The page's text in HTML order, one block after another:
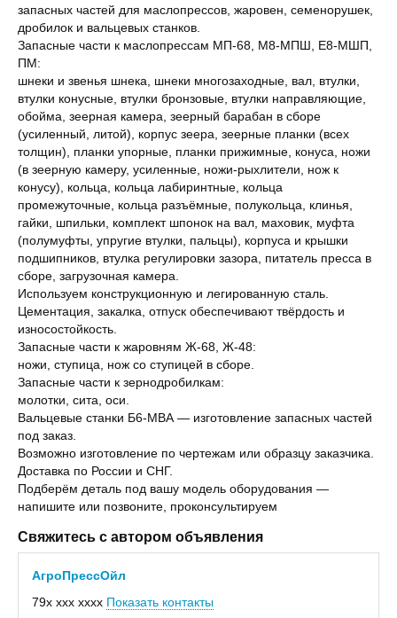
запасных частей для маслопрессов, жаровен, семенорушек,
дробилок и вальцевых станков.
Запасные части к маслопрессам МП-68, М8-МПШ, Е8-МШП,
ПМ:
шнеки и звенья шнека, шнеки многозаходные, вал, втулки,
втулки конусные, втулки бронзовые, втулки направляющие,
обойма, зеерная камера, зеерный барабан в сборе
(усиленный, литой), корпус зеера, зеерные планки (всех
толщин), планки упорные, планки прижимные, конуса, ножи
(в зеерную камеру, усиленные, ножи-рыхлители, нож к
конусу), кольца, кольца лабиринтные, кольца
промежуточные, кольца разъёмные, полукольца, клинья,
гайки, шпильки, комплект шпонок на вал, маховик, муфта
(полумуфты, упругие втулки, пальцы), корпуса и крышки
подшипников, втулка регулировки зазора, питатель пресса в
сборе, загрузочная камера.
Используем конструкционную и легированную сталь.
Цементация, закалка, отпуск обеспечивают твёрдость и
износостойкость.
Запасные части к жаровням Ж-68, Ж-48:
ножи, ступица, нож со ступицей в сборе.
Запасные части к зернодробилкам:
молотки, сита, оси.
Вальцевые станки Б6-МВА — изготовление запасных частей
под заказ.
Возможно изготовление по чертежам или образцу заказчика.
Доставка по России и СНГ.
Подберём деталь под вашу модель оборудования —
напишите или позвоните, проконсультируем
Свяжитесь с автором объявления
АгроПрессОйл
79x xxx xxxx Показать контакты